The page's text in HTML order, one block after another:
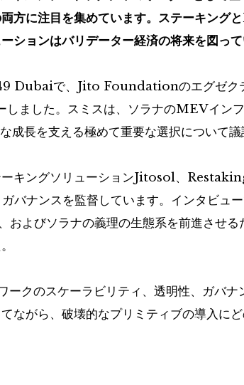
方に注目を集めています。ステーキング
ションはバリデーター経済の将来を図って
で、Jito Foundationのエグゼクテ
ました。スミスは、ソラナのMEVイン
成長を支える極めて重要な選択について議
ーキングソリューションJitosol、
ナンスを監督しています。インタビュ
よびソラナの義理の生態系を前進させる
クのスケーラビリティ、透明性、ガバナ
ながら、破壊的なプリミティブの導入に